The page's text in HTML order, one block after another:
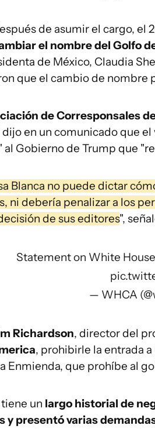
de asumir el cargo, el
el nombre del Golfo
de México, Claudia
que el cambio de nombre
de Corresponsales
en un comunicado que
al Gobierno de Trump que
Blanca no puede dictar
ni debería penalizar a los
de sus editores",
Statement on White
— WHCA
Richardson, director del
, prohibirle la entrada
Enmienda, que prohíbe al
un largo historial de
y presentó varias